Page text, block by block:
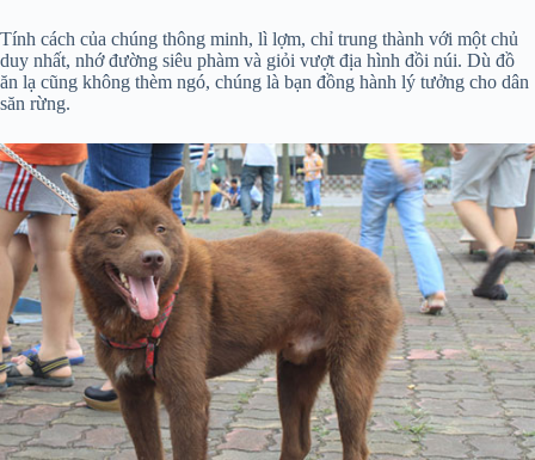
Tính cách của chúng thông minh, lì lợm, chỉ trung thành với một chủ
duy nhất, nhớ đường siêu phàm và giỏi vượt địa hình đồi núi. Dù đồ
ăn lạ cũng không thèm ngó, chúng là bạn đồng hành lý tưởng cho dân
săn rừng.